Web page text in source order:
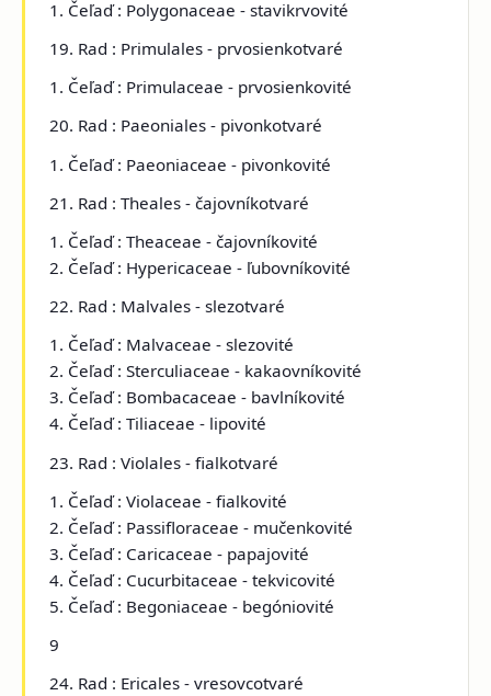
1. Čeľaď : Polygonaceae - stavikrvovité
19. Rad : Primulales - prvosienkotvaré
1. Čeľaď : Primulaceae - prvosienkovité
20. Rad : Paeoniales - pivonkotvaré
1. Čeľaď : Paeoniaceae - pivonkovité
21. Rad : Theales - čajovníkotvaré
1. Čeľaď : Theaceae - čajovníkovité
2. Čeľaď : Hypericaceae - ľubovníkovité
22. Rad : Malvales - slezotvaré
1. Čeľaď : Malvaceae - slezovité
2. Čeľaď : Sterculiaceae - kakaovníkovité
3. Čeľaď : Bombacaceae - bavlníkovité
4. Čeľaď : Tiliaceae - lipovité
23. Rad : Violales - fialkotvaré
1. Čeľaď : Violaceae - fialkovité
2. Čeľaď : Passifloraceae - mučenkovité
3. Čeľaď : Caricaceae - papajovité
4. Čeľaď : Cucurbitaceae - tekvicovité
5. Čeľaď : Begoniaceae - begóniovité
9
24. Rad : Ericales - vresovcotvaré